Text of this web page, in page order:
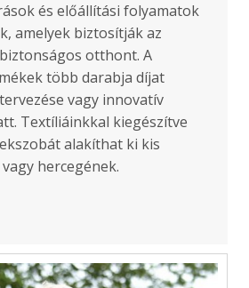
és előállítási folyamatok
amelyek biztosítják az
otthont. A
több darabja díjat
vagy innovatív
Textíliáinkkal kiegészítve
alakíthat ki kis
hercegének.